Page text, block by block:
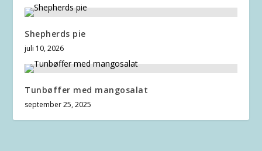
Shepherds pie
juli 10, 2026
Tunbøffer med mangosalat
september 25, 2025